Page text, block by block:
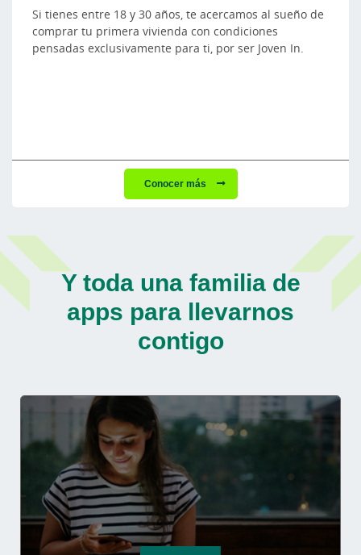
Si tienes entre 18 y 30 años, te acercamos al sueño de
comprar tu primera vivienda con condiciones
pensadas exclusivamente para ti, por ser Joven In.
Conocer más
Y toda una familia de
apps para llevarnos
contigo